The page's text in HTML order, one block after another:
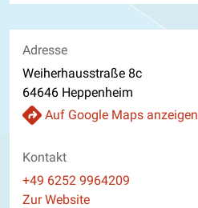
Adresse
Weiherhausstraße 8c
64646 Heppenheim
Auf Google Maps anzeigen
Kontakt
Telefon
+49 6252 9964209
Website
Zur Website